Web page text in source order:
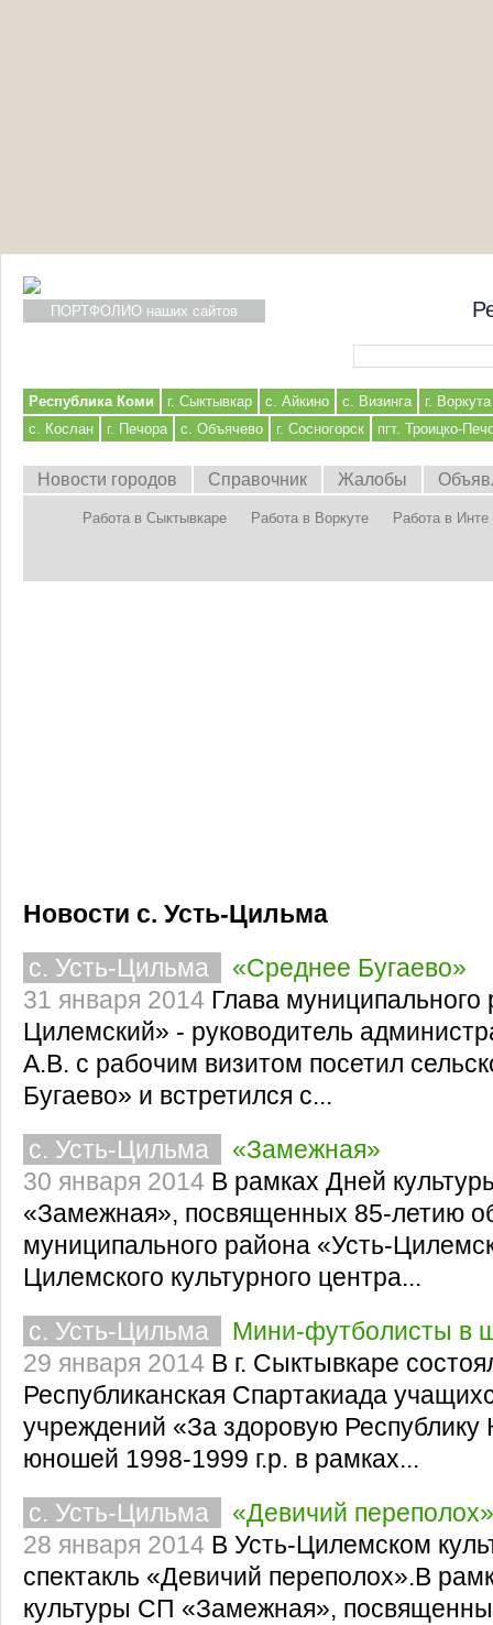
ПОРТФОЛИО наших сайтов
Республика Коми г. Сыктывкар с. Айкино с. Визинга
г. Воркута
с. Кослан
г. Печора с. Объячево г. Сосногорск пгт. Троицко-
Новости городов Справочник Жалобы
Работа в Сыктывкаре Работа в Воркуте Работа в Инте
Новости с. Усть-Цильма
с. Усть-Цильма
«Среднее Бугаево»
31 января 2014 Глава муниципального
Цилемский» - руководитель
А.В. с рабочим визитом посетил
Бугаево» и встретился с...
с. Усть-Цильма
«Замежная»
30 января 2014 В рамках Дней
«Замежная», посвященных 85-летию
муниципального района «Усть-
Цилемского культурного центра...
с. Усть-Цильма
Мини-футболисты в
29 января 2014 В г. Сыктывкаре
Республиканская Спартакиада
учреждений «За здоровую Республику
юношей 1998-1999 г.р. в рамках...
с. Усть-Цильма
«Девичий переполох»
28 января 2014 В Усть-Цилемском
спектакль «Девичий переполох».В
культуры СП «Замежная»,